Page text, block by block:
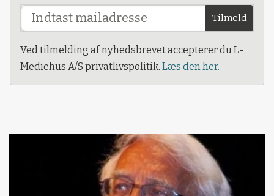
Tilmeld
Ved tilmelding af nyhedsbrevet accepterer du L-
Mediehus A/S privatlivspolitik. Læs den her.